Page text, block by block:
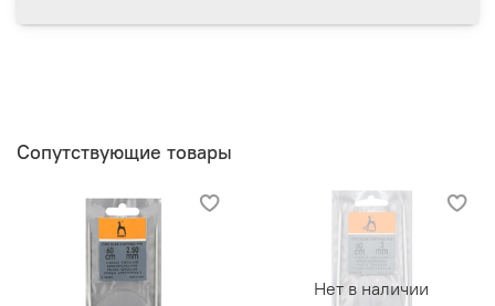
Сопутствующие товары
Нет в наличии